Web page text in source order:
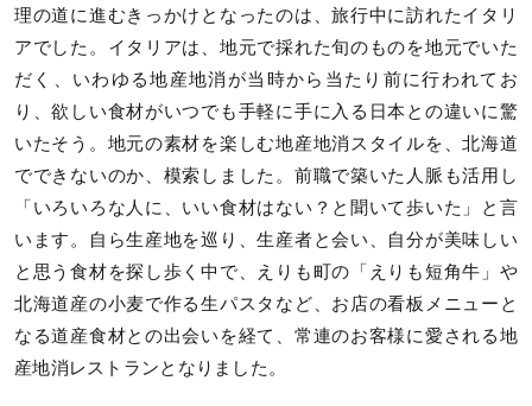
理の道に進むきっかけとなったのは、旅行中に訪れたイタリ
アでした。イタリアは、地元で採れた旬のものを地元でいた
だく、いわゆる地産地消が当時から当たり前に行われてお
り、欲しい食材がいつでも手軽に手に入る日本との違いに驚
いたそう。地元の素材を楽しむ地産地消スタイルを、北海道
でできないのか、模索しました。前職で築いた人脈も活用し
「いろいろな人に、いい食材はない？と聞いて歩いた」と言
います。自ら生産地を巡り、生産者と会い、自分が美味しい
と思う食材を探し歩く中で、えりも町の「えりも短角牛」や
北海道産の小麦で作る生パスタなど、お店の看板メニューと
なる道産食材との出会いを経て、常連のお客様に愛される地
産地消レストランとなりました。